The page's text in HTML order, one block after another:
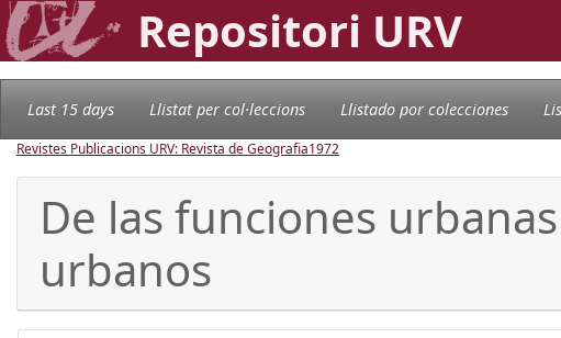
Repositori URV
Last 15 days Llistat per col·leccions Llistado por colecciones
Revistes Publicacions URV: Revista de Geografia1972
De las funciones
urbanos